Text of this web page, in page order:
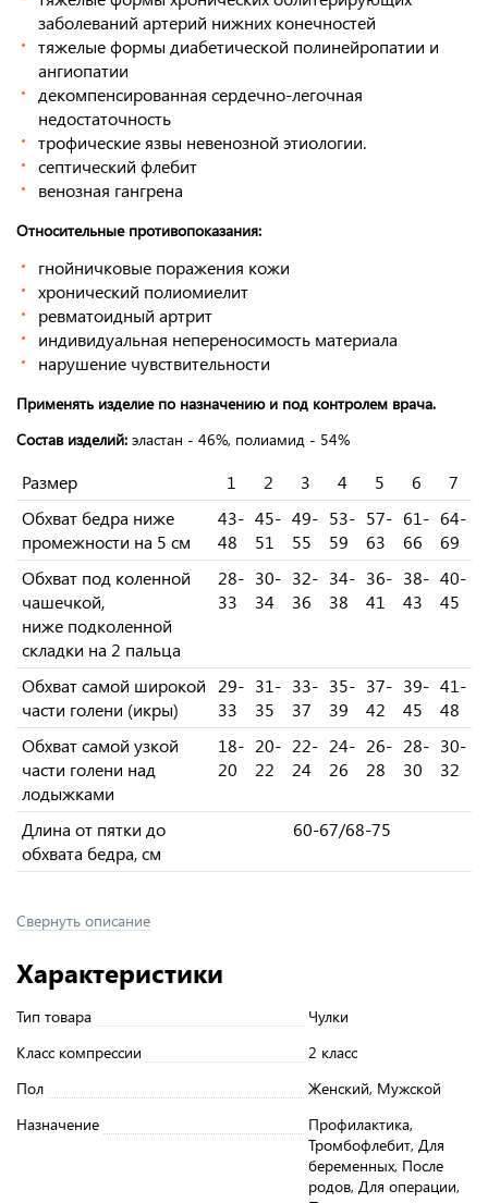
заболеваний артерий нижних конечностей
тяжелые формы диабетической полинейропатии и
ангиопатии
декомпенсированная сердечно-легочная
недостаточность
трофические язвы невенозной этиологии.
септический флебит
венозная гангрена
Относительные противопоказания:
гнойничковые поражения кожи
хронический полиомиелит
ревматоидный артрит
индивидуальная непереносимость материала
нарушение чувствительности
Применять изделие по назначению и под контролем врача.
Состав изделий: эластан - 46%, полиамид - 54%
Размер 1 2 3 4 5 6
7
Обхват бедра ниже
промежности на 5 см
43-
48
45-
51
49-
55
53-
59
57-
63
61-
66
64-
69
Обхват под коленной
чашечкой,
ниже подколенной
складки на 2 пальца
28-
33
30-
34
32-
36
34-
38
36-
41
38-
43
40-
45
Обхват самой широкой
части голени (икры)
29-
33
31-
35
33-
37
35-
39
37-
42
39-
45
41-
48
Обхват самой узкой
части голени над
лодыжками
18-
20
20-
22
22-
24
24-
26
26-
28
28-
30
30-
32
Длина от пятки до
обхвата бедра, см
60-67/68-75
Свернуть описание
Характеристики
Тип товара
Чулки
Класс компрессии
2 класс
Пол
Женский, Мужской
Назначение
Профилактика,
Тромбофлебит, Для
беременных, После
родов, Для операции,